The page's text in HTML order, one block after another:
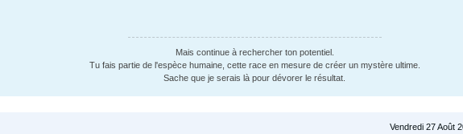
Mais continue à rechercher ton potentiel.
Tu fais partie de l'espèce humaine, cette race en mesure de créer un mystère ultime.
Sache que je serais là pour dévorer le résultat.
Vendredi 27 Août